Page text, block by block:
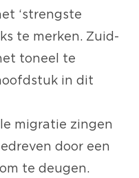
‘strengste
te merken. Zuid-
toneel te
in dit
migratie zingen
door een
te deugen.